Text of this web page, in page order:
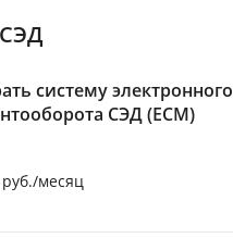
СЭД
систему электронного
СЭД (ECM)
месяц